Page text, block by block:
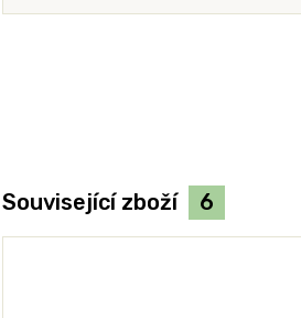
Související zboží 6